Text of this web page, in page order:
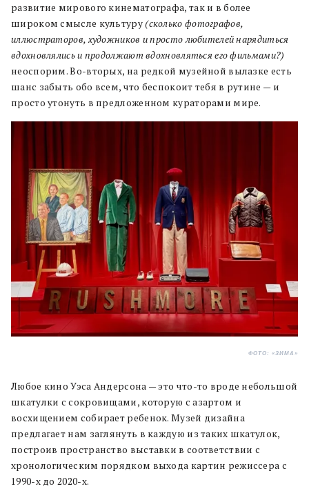
развитие мирового кинематографа, так и в более
широком смысле культуру(сколько фотографов,
иллюстраторов, художников и просто любителей нарядиться
вдохновлялись и продолжают вдохновляться его фильмами?)
неоспорим. Во-вторых, на редкой музейной вылазке есть
шанс забыть обо всем, что беспокоит тебя в рутине — и
просто утонуть в предложенном кураторами мире.
ФОТО: «ЗИМА»
Любое кино Уэса Андерсона — это что-то вроде небольшой
шкатулки с сокровищами, которую с азартом и
восхищением собирает ребенок. Музей дизайна
предлагает нам заглянуть в каждую из таких шкатулок,
построив пространство выставки в соответствии с
хронологическим порядком выхода картин режиссера с
1990-х до 2020-х.